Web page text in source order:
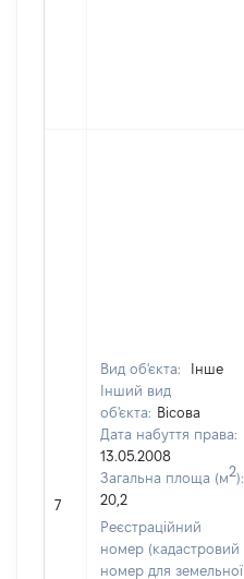
7
Вид об'єкта:
Інше
Інший вид
об'єкта: Вісова
Дата набуття права:
13.05.2008
Загальна площа (м2):
20,2
Реєстраційний
номер (кадастровий
номер для земельної